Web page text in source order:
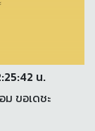
น.
ม ขอเดชะ